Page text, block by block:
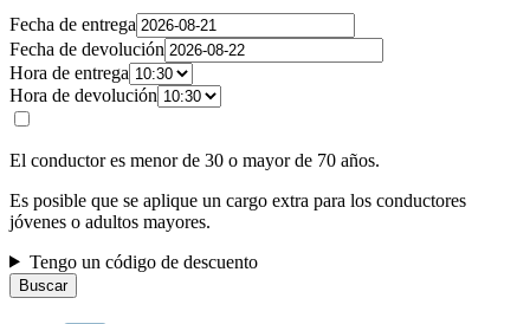
Fecha de entrega
Fecha de devolución
Hora de entrega
Hora de devolución
El conductor es menor de 30 o mayor de 70 años.
Es posible que se aplique un cargo extra para los conductores
jóvenes o adultos mayores.
Tengo un código de descuento
Buscar